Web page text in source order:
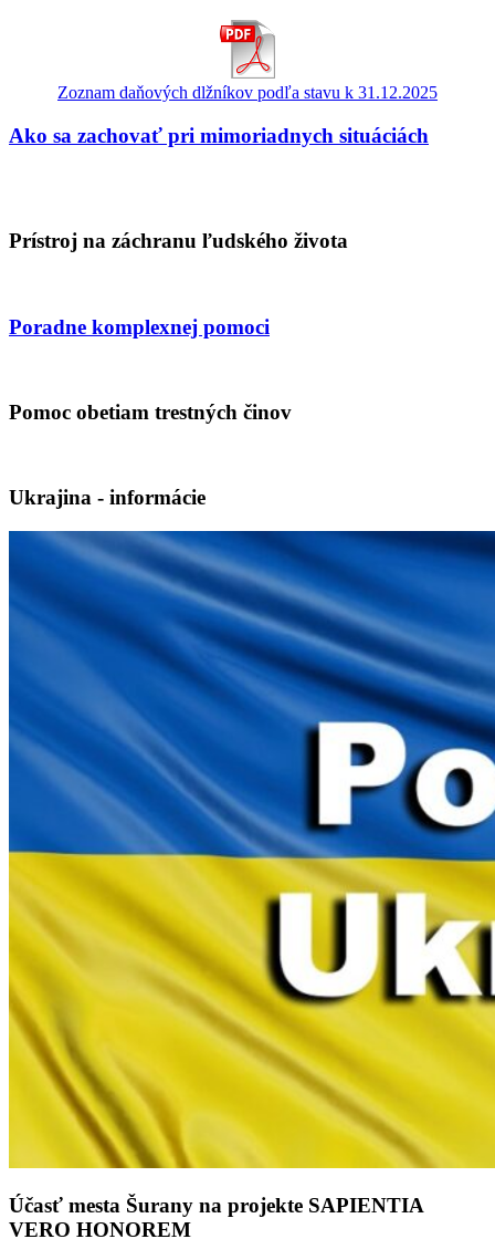
Zoznam daňových dlžníkov podľa stavu k 31.12.2025
Ako sa zachovať pri mimoriadnych situáciách
Prístroj na záchranu ľudského života
Poradne komplexnej pomoci
Pomoc obetiam trestných činov
Ukrajina - informácie
Účasť mesta Šurany na projekte SAPIENTIA
VERO HONOREM